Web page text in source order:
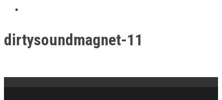
dirtysoundmagnet-11